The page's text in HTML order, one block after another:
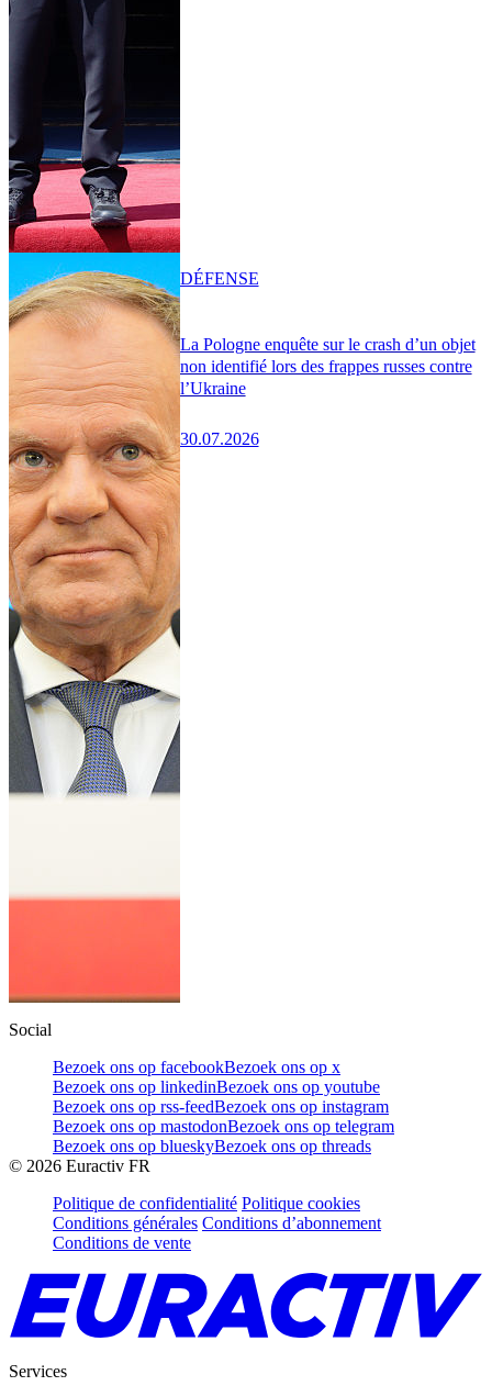
La Pologne enquête sur le crash d’un objet
non identifié lors des frappes russes contre
l’Ukraine
30.07.2026
DÉFENSE
Social
Bezoek ons op facebookBezoek ons op x
Bezoek ons op linkedinBezoek ons op youtube
Bezoek ons op rss-feedBezoek ons op instagram
Bezoek ons op mastodonBezoek ons op telegram
Bezoek ons op blueskyBezoek ons op threads
© 2026 Euractiv FR
Politique de confidentialité Politique cookies
Conditions générales Conditions d’abonnement
Conditions de vente
Services